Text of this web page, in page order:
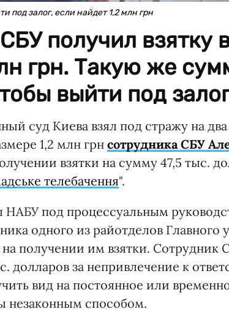
под залог, если найдет 1,2 млн грн
получил взятку
грн. Такую же
выйти под
суд Киева взял под стражу на
1,2 млн грн сотрудника СБУ
взятки на сумму 47,5 тыс.
телебачення".
НАБУ под процессуальным
одного из райотделов Главного
получении им взятки. Сотрудник
долларов за непривлечение к
вид на постоянное или
незаконным способом.